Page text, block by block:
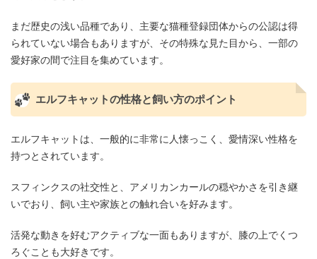
まだ歴史の浅い品種であり、主要な猫種登録団体からの公認は得
られていない場合もありますが、その特殊な見た目から、一部の
愛好家の間で注目を集めています。
エルフキャットの性格と飼い方のポイント
エルフキャットは、一般的に非常に人懐っこく、愛情深い性格を
持つとされています。
スフィンクスの社交性と、アメリカンカールの穏やかさを引き継
いでおり、飼い主や家族との触れ合いを好みます。
活発な動きを好むアクティブな一面もありますが、膝の上でくつ
ろぐことも大好きです。